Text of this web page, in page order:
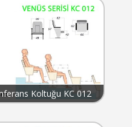
Koltuğu KC 012